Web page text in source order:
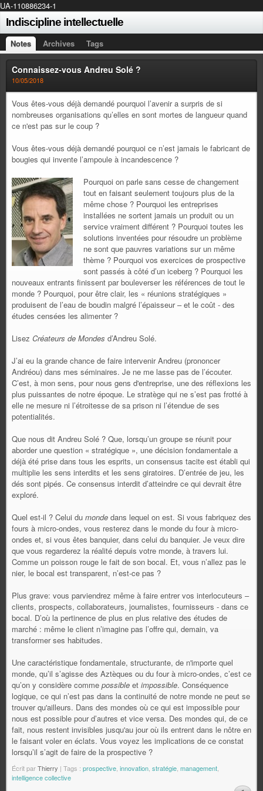
UA-110886234-1
Indiscipline intellectuelle
Notes Archives Tags
Connaissez-vous Andreu Solé ?
10/05/2018
Vous êtes-vous déjà demandé pourquoi l’avenir a surpris de si
nombreuses organisations qu’elles en sont mortes de langueur quand
ce n'est pas sur le coup ?
Vous êtes-vous déjà demandé pourquoi ce n’est jamais le fabricant de
bougies qui invente l’ampoule à incandescence ?
Pourquoi on parle sans cesse de changement
tout en faisant seulement toujours plus de la
même chose ? Pourquoi les entreprises
installées ne sortent jamais un produit ou un
service vraiment différent ? Pourquoi toutes les
solutions inventées pour résoudre un problème
ne sont que pauvres variations sur un même
thème ? Pourquoi vos exercices de prospective
sont passés à côté d’un iceberg ? Pourquoi les
nouveaux entrants finissent par bouleverser les références de tout le
monde ? Pourquoi, pour être clair, les « réunions stratégiques »
produisent de l’eau de boudin malgré l’épaisseur – et le coût - des
études censées les alimenter ?
Lisez Créateurs de Mondes d’Andreu Solé.
J’ai eu la grande chance de faire intervenir Andreu (prononcer
Andréou) dans mes séminaires. Je ne me lasse pas de l’écouter.
C’est, à mon sens, pour nous gens d'entreprise, une des réflexions les
plus puissantes de notre époque. Le stratège qui ne s’est pas frotté à
elle ne mesure ni l’étroitesse de sa prison ni l’étendue de ses
potentialités.
Que nous dit Andreu Solé ? Que, lorsqu’un groupe se réunit pour
aborder une question « stratégique », une décision fondamentale a
déjà été prise dans tous les esprits, un consensus tacite est établi qui
multiplie les sens interdits et les sens giratoires. D’entrée de jeu, les
dés sont pipés. Ce consensus interdit d’atteindre ce qui devrait être
exploré.
Quel est-il ? Celui du monde dans lequel on est. Si vous fabriquez des
fours à micro-ondes, vous resterez dans le monde du four à micro-
ondes et, si vous êtes banquier, dans celui du banquier. Je veux dire
que vous regarderez la réalité depuis votre monde, à travers lui.
Comme un poisson rouge le fait de son bocal. Et, vous n’allez pas le
nier, le bocal est transparent, n’est-ce pas ?
Plus grave: vous parviendrez même à faire entrer vos interlocuteurs –
clients, prospects, collaborateurs, journalistes, fournisseurs - dans ce
bocal. D’où la pertinence de plus en plus relative des études de
marché : même le client n’imagine pas l’offre qui, demain, va
transformer ses habitudes.
Une caractéristique fondamentale, structurante, de n'importe quel
monde, qu’il s’agisse des Aztèques ou du four à micro-ondes, c’est ce
qu’on y considère comme possible et impossible. Conséquence
logique, ce qui n’est pas dans la continuité de notre monde ne peut se
trouver qu'ailleurs. Dans des mondes où ce qui est impossible pour
nous est possible pour d’autres et vice versa. Des mondes qui, de ce
fait, nous restent invisibles jusqu'au jour où ils entrent dans le nôtre en
le faisant voler en éclats. Vous voyez les implications de ce constat
lorsqu’il s’agit de faire de la prospective ?
Écrit parThierry | Tags : prospective innovation stratégie management
intelligence collective